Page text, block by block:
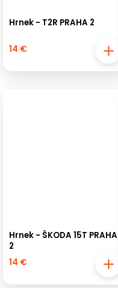
Hrnek - T2R PRAHA 2
14 €
Hrnek - ŠKODA 15T PRAHA
2
14 €